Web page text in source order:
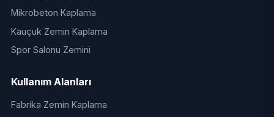
Mikrobeton Kaplama
Kauçuk Zemin Kaplama
Spor Salonu Zemini
Kullanım Alanları
Fabrika Zemin Kaplama